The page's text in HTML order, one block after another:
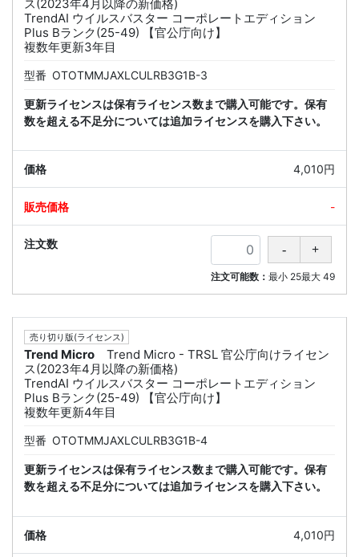
ス(2023年4月以降の新価格)
TrendAI ウイルスバスター コーポレートエディション
Plus Bランク(25-49) 【官公庁向け】
複数年更新3年目
型番 OTOTMMJAXLCULRB3G1B-3
更新ライセンスは保有ライセンス数まで購入可能です。保有
数を超える不足分については追加ライセンスを購入下さい。
4,010円
-
注文可能数： 最小 25最大 49
売り切り版(ライセンス)
Trend Micro
Trend Micro - TRSL 官公庁向けライセン
ス(2023年4月以降の新価格)
TrendAI ウイルスバスター コーポレートエディション
Plus Bランク(25-49) 【官公庁向け】
複数年更新4年目
型番 OTOTMMJAXLCULRB3G1B-4
更新ライセンスは保有ライセンス数まで購入可能です。保有
数を超える不足分については追加ライセンスを購入下さい。
4,010円